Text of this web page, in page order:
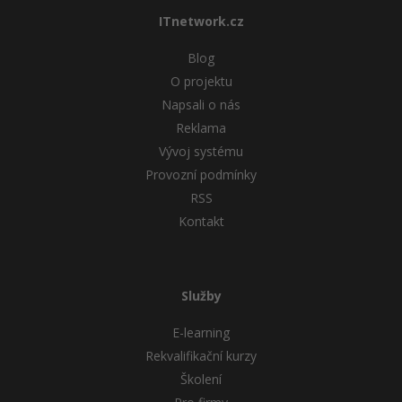
ITnetwork.cz
Blog
O projektu
Napsali o nás
Reklama
Vývoj systému
Provozní podmínky
RSS
Kontakt
Služby
E-learning
Rekvalifikační kurzy
Školení